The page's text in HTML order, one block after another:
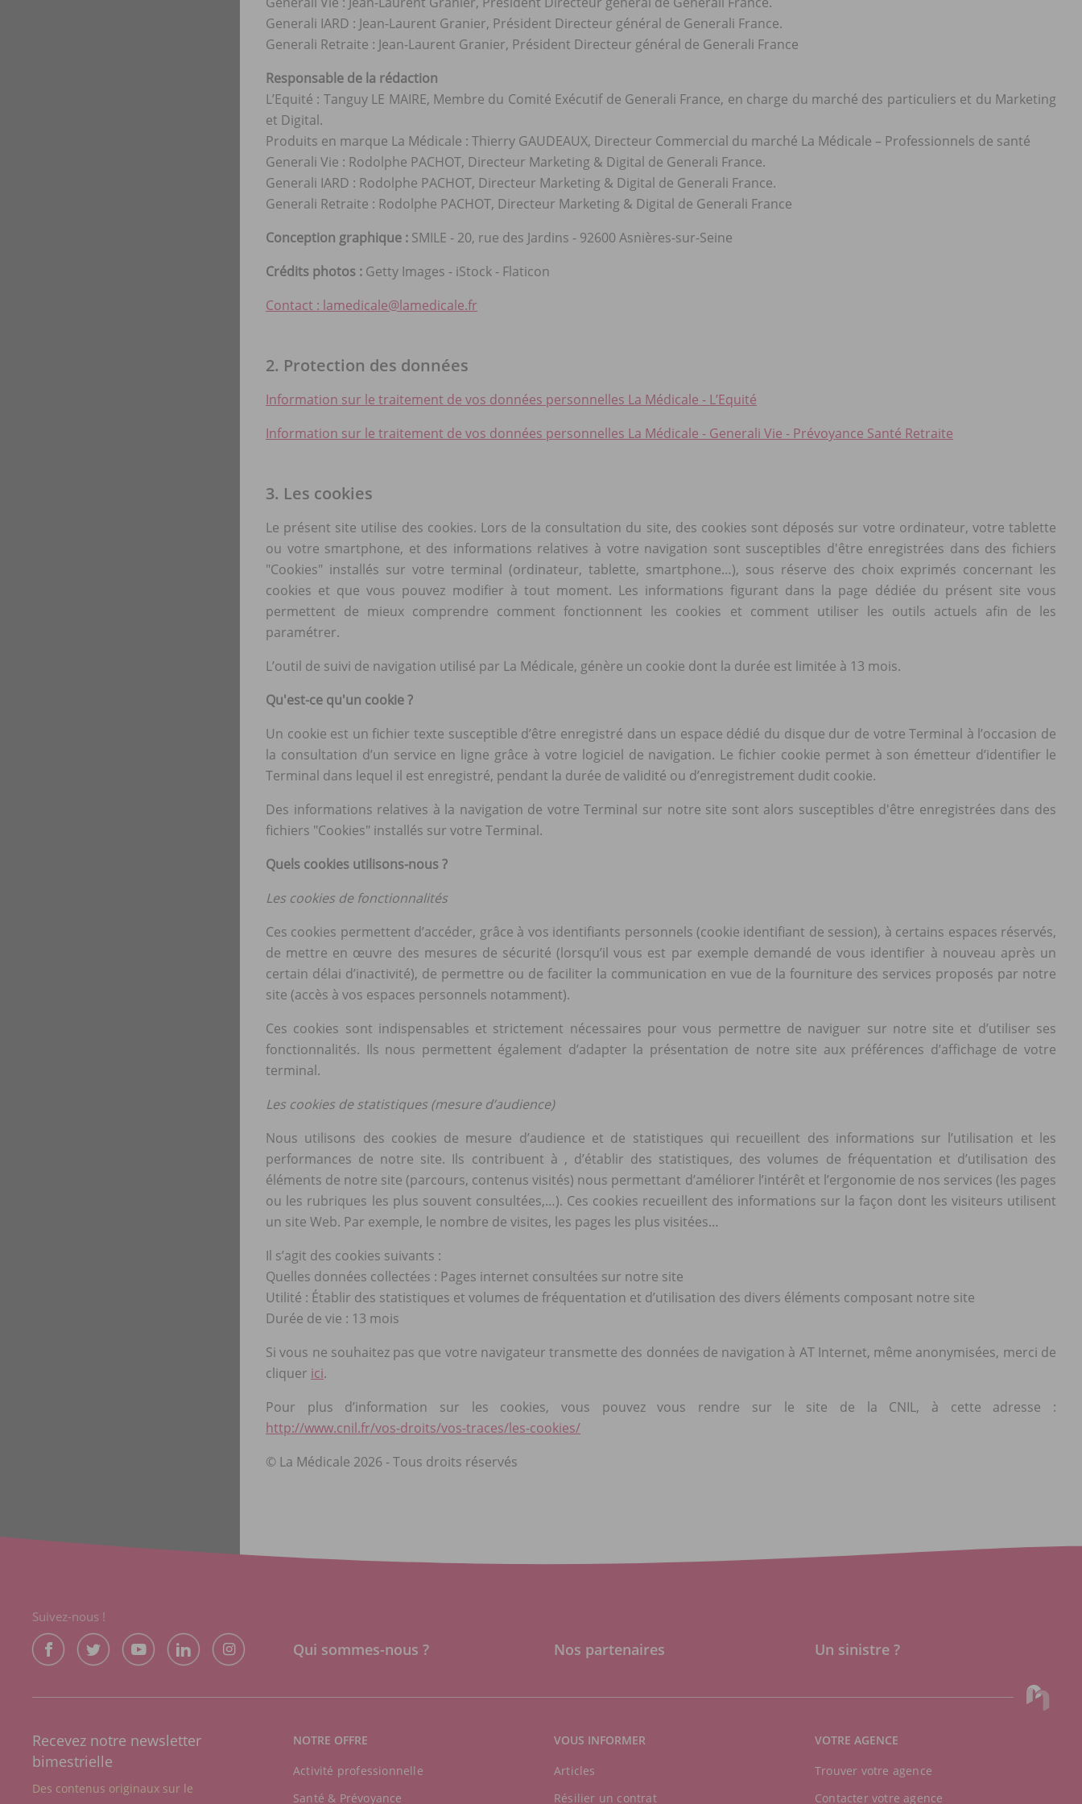
Generali IARD : Jean-Laurent Granier, Président Directeur général de Generali France.
Generali Retraite : Jean-Laurent Granier, Président Directeur général de Generali France
Responsable de la rédaction
L’Equité : Tanguy LE MAIRE, Membre du Comité Exécutif de Generali France, en charge du marché des particuliers et du Marketing
et Digital.
Produits en marque La Médicale : Thierry GAUDEAUX, Directeur Commercial du marché La Médicale – Professionnels de santé
Generali Vie : Rodolphe PACHOT, Directeur Marketing & Digital de Generali France.
Generali IARD : Rodolphe PACHOT, Directeur Marketing & Digital de Generali France.
Generali Retraite : Rodolphe PACHOT, Directeur Marketing & Digital de Generali France
Conception graphique : SMILE - 20, rue des Jardins - 92600 Asnières-sur-Seine
Crédits photos : Getty Images - iStock - Flaticon
Contact : lamedicale@lamedicale.fr
2. Protection des données
Information sur le traitement de vos données personnelles La Médicale - L’Equité
Information sur le traitement de vos données personnelles La Médicale - Generali Vie - Prévoyance Santé Retraite
3. Les cookies
Le présent site utilise des cookies. Lors de la consultation du site, des cookies sont déposés sur votre ordinateur, votre tablette
ou votre smartphone, et des informations relatives à votre navigation sont susceptibles d'être enregistrées dans des fichiers
"Cookies" installés sur votre terminal (ordinateur, tablette, smartphone…), sous réserve des choix exprimés concernant les
cookies et que vous pouvez modifier à tout moment. Les informations figurant dans la page dédiée du présent site vous
permettent de mieux comprendre comment fonctionnent les cookies et comment utiliser les outils actuels afin de les
paramétrer.
L’outil de suivi de navigation utilisé par La Médicale, génère un cookie dont la durée est limitée à 13 mois.
Qu'est-ce qu'un cookie ?
Un cookie est un fichier texte susceptible d’être enregistré dans un espace dédié du disque dur de votre Terminal à l’occasion de
la consultation d’un service en ligne grâce à votre logiciel de navigation. Le fichier cookie permet à son émetteur d’identifier le
Terminal dans lequel il est enregistré, pendant la durée de validité ou d’enregistrement dudit cookie.
Des informations relatives à la navigation de votre Terminal sur notre site sont alors susceptibles d'être enregistrées dans des
fichiers "Cookies" installés sur votre Terminal.
Quels cookies utilisons-nous ?
Les cookies de fonctionnalités
Ces cookies permettent d’accéder, grâce à vos identifiants personnels (cookie identifiant de session), à certains espaces réservés,
de mettre en œuvre des mesures de sécurité (lorsqu’il vous est par exemple demandé de vous identifier à nouveau après un
certain délai d’inactivité), de permettre ou de faciliter la communication en vue de la fourniture des services proposés par notre
site (accès à vos espaces personnels notamment).
Ces cookies sont indispensables et strictement nécessaires pour vous permettre de naviguer sur notre site et d’utiliser ses
fonctionnalités. Ils nous permettent également d’adapter la présentation de notre site aux préférences d’affichage de votre
terminal.
Les cookies de statistiques (mesure d’audience)
Nous utilisons des cookies de mesure d’audience et de statistiques qui recueillent des informations sur l’utilisation et les
performances de notre site. Ils contribuent à , d’établir des statistiques, des volumes de fréquentation et d’utilisation des
éléments de notre site (parcours, contenus visités) nous permettant d’améliorer l’intérêt et l’ergonomie de nos services (les pages
ou les rubriques les plus souvent consultées,…). Ces cookies recueillent des informations sur la façon dont les visiteurs utilisent
un site Web. Par exemple, le nombre de visites, les pages les plus visitées…
Il s’agit des cookies suivants :
Quelles données collectées : Pages internet consultées sur notre site
Utilité : Établir des statistiques et volumes de fréquentation et d’utilisation des divers éléments composant notre site
Durée de vie : 13 mois
Si vous ne souhaitez pas que votre navigateur transmette des données de navigation à AT Internet, même anonymisées, merci de
cliquer ici.
Pour plus d’information sur les cookies, vous pouvez vous rendre sur le site de la CNIL, à cette adresse :
http://www.cnil.fr/vos-droits/vos-traces/les-cookies/
© La Médicale 2026 - Tous droits réservés
Suivez-nous !
Qui sommes-nous ? Nos partenaires Un sinistre ?
Recevez notre newsletter
bimestrielle
Des contenus originaux sur le
NOTRE OFFRE
Activité professionnelle
Santé & Prévoyance
VOUS INFORMER
Articles
Résilier un contrat
VOTRE AGENCE
Trouver votre agence
Contacter votre agence